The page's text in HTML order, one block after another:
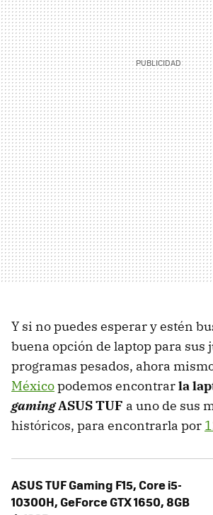
Y si no puedes esperar y estén
buena opción de laptop para sus
programas pesados, ahora
Méxicopodemos encontrarla
gamingASUS TUF a uno de sus
históricos, para encontrarla por
ASUS TUF Gaming F15, Core i5-
10300H, GeForce GTX 1650, 8GB